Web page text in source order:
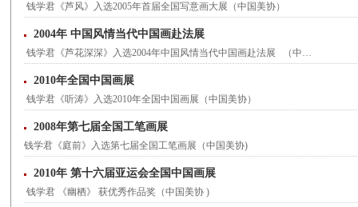
钱学君《芦风》入选2005年首届全国写意画大展（中国美协）
2004年 中国风情当代中国画赴法展
钱学君《芦花深深》入选2004年中国风情当代中国画赴法展 （中…
2010年全国中国画展
钱学君《听涛》入选2010年全国中国画展（中国美协）
2008年第七届全国工笔画展
钱学君《庭前》入选第七届全国工笔画展（中国美协)
2010年 第十六届亚运会全国中国画展
钱学君 《幽栖》 获优秀作品奖（中国美协 )